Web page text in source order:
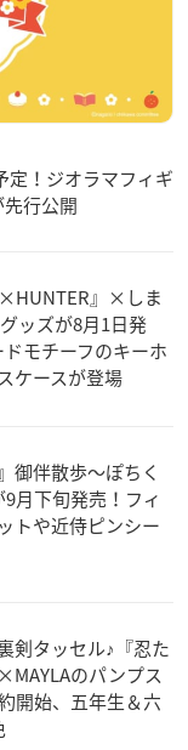
定！ジオラマフィギ
行公開
』×しま
ッズが8月1日発
モチーフのキーホ
ケースが登場
御伴散歩～ぽちく
9月下旬発売！フィ
トや近侍ピンシー
剣タッセル♪『忍た
のパンプス
開始、五年生＆六